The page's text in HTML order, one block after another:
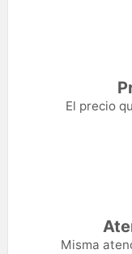
El precio
Misma